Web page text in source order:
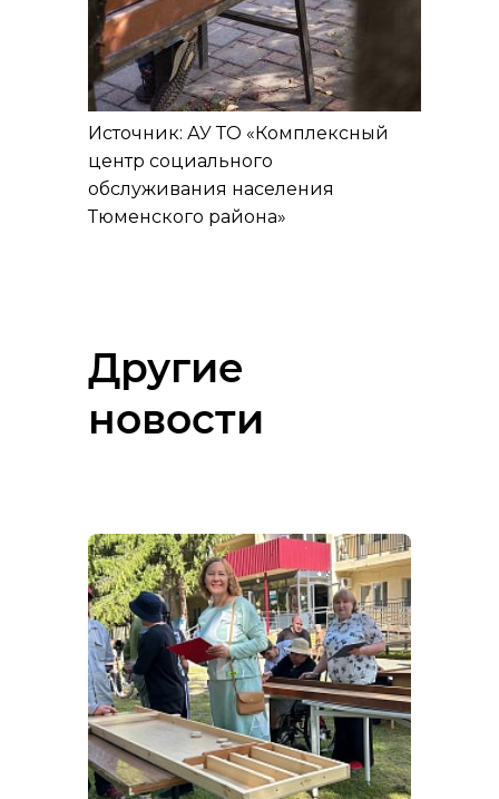
Источник: АУ ТО «Комплексный
центр социального
обслуживания населения
Тюменского района»
Другие
новости